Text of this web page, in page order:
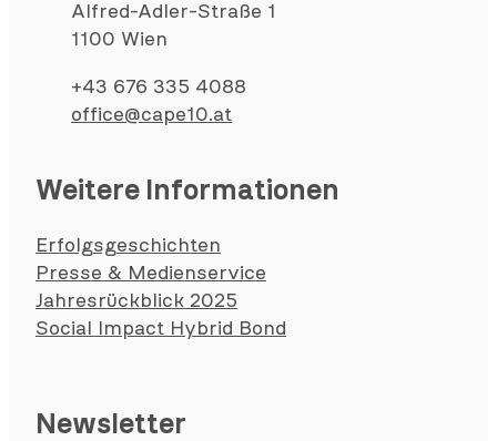
Alfred-Adler-Straße 1
1100 Wien
+43 676 335 4088
office@cape10.at
Weitere Informationen
Erfolgsgeschichten
Presse & Medienservice
Jahresrückblick 2025
Social Impact Hybrid Bond
Newsletter